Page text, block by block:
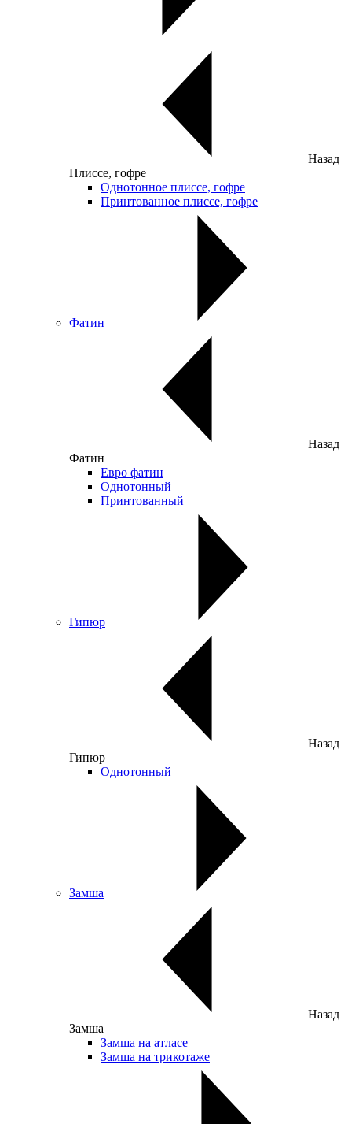
Назад
Плиссе, гофре
Однотонное плиссе, гофре
Принтованное плиссе, гофре
Фатин
Назад
Фатин
Евро фатин
Однотонный
Принтованный
Гипюр
Назад
Гипюр
Однотонный
Замша
Назад
Замша
Замша на атласе
Замша на трикотаже